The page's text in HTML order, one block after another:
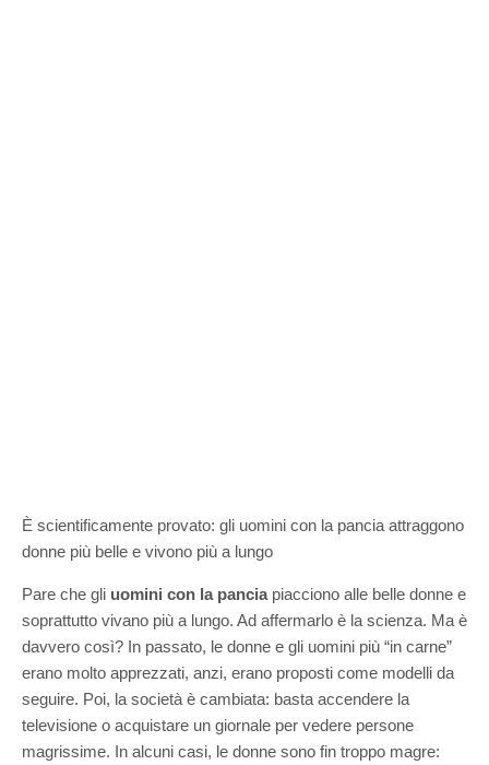
È scientificamente provato: gli uomini con la pancia attraggono
donne più belle e vivono più a lungo
Pare che gli uomini con la panciapiacciono alle belle donne e
soprattutto vivano più a lungo. Ad affermarlo è la scienza. Ma è
davvero così? In passato, le donne e gli uomini più “in carne”
erano molto apprezzati, anzi, erano proposti come modelli da
seguire. Poi, la società è cambiata: basta accendere la
televisione o acquistare un giornale per vedere persone
magrissime. In alcuni casi, le donne sono fin troppo magre: